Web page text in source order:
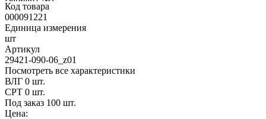
Код товара
000091221
Единица измерения
шт
Артикул
29421-090-06_z01
Посмотреть все характеристики
ВЛГ 0 шт.
СРТ 0 шт.
Под заказ 100 шт.
Цена: